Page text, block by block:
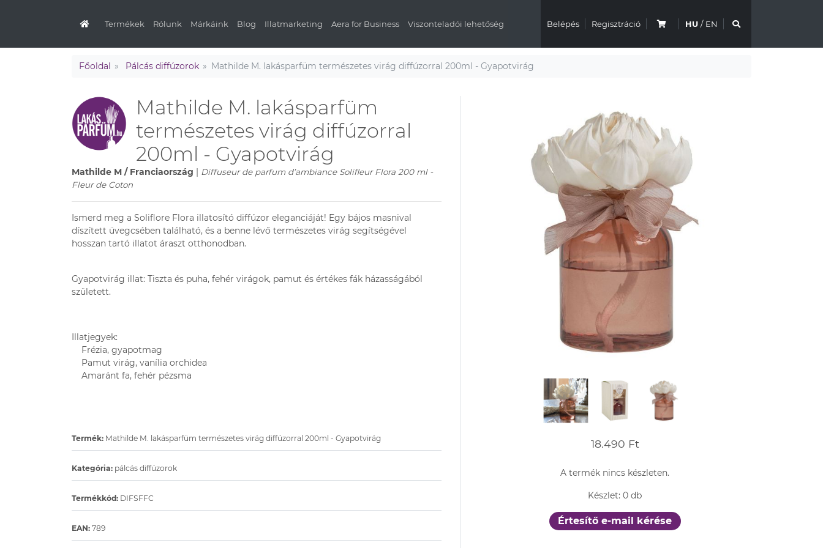
Termékek Rólunk Márkáink Blog Illatmarketing Aera for Business Viszonteladói lehetőség Belépés Regisztráció HU / EN
Főoldal Pálcás diffúzorok Mathilde M. lakásparfüm természetes virág diffúzorral 200ml - Gyapotvirág
Mathilde M. lakásparfüm
természetes virág diffúzorral
200ml - Gyapotvirág
Mathilde M / Franciaország | Diffuseur de parfum d’ambiance Solifleur Flora 200 ml -
Fleur de Coton
Ismerd meg a Soliflore Flora illatosító diffúzor eleganciáját! Egy bájos masnival
díszített üvegcsében található, és a benne lévő természetes virág segítségével
hosszan tartó illatot áraszt otthonodban.
Gyapotvirág illat: Tiszta és puha, fehér virágok, pamut és értékes fák házasságából
született.
Illatjegyek:
Frézia, gyapotmag
Pamut virág, vanília orchidea
Amaránt fa, fehér pézsma
Termék: Mathilde M. lakásparfüm természetes virág diffúzorral 200ml - Gyapotvirág
Kategória: pálcás diffúzorok
Termékkód: DIFSFFC
EAN: 789
18.490 Ft
A termék nincs készleten.
Készlet: 0 db
Értesítő e-mail kérése